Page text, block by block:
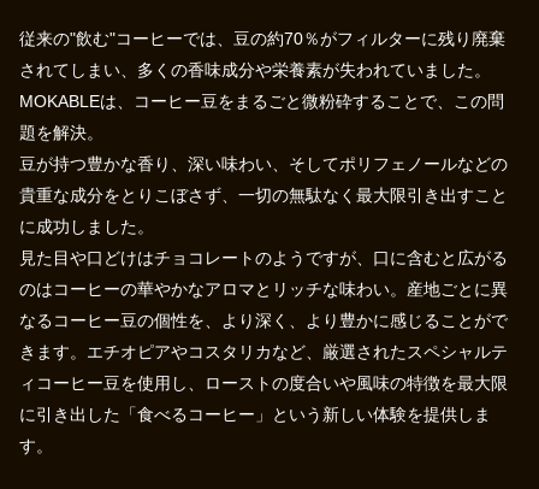
従来の"飲む"コーヒーでは、豆の約70％がフィルターに残り廃棄
されてしまい、多くの香味成分や栄養素が失われていました。
MOKABLEは、コーヒー豆をまるごと微粉砕することで、この問
題を解決。
豆が持つ豊かな香り、深い味わい、そしてポリフェノールなどの
貴重な成分をとりこぼさず、一切の無駄なく最大限引き出すこと
に成功しました。
見た目や口どけはチョコレートのようですが、口に含むと広がる
のはコーヒーの華やかなアロマとリッチな味わい。産地ごとに異
なるコーヒー豆の個性を、より深く、より豊かに感じることがで
きます。エチオピアやコスタリカなど、厳選されたスペシャルテ
ィコーヒー豆を使用し、ローストの度合いや風味の特徴を最大限
に引き出した「食べるコーヒー」という新しい体験を提供しま
す。